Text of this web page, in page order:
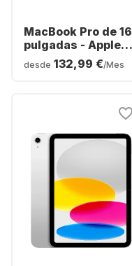
MacBook Pro de 16
pulgadas - Apple
M5 Pro - 24 GB -
SSD de 1 TB - Apple
desde 132,99 €/Mes